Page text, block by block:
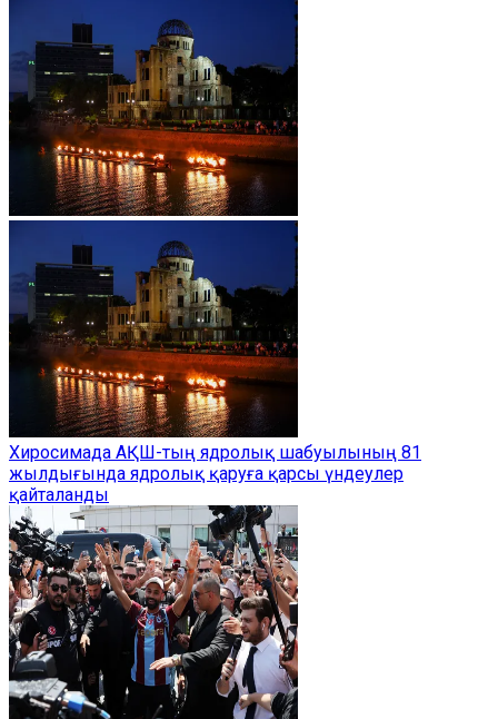
Хиросимада АҚШ-тың ядролық шабуылының 81
жылдығында ядролық қаруға қарсы үндеулер
қайталанды